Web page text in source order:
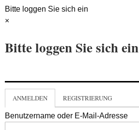
Bitte loggen Sie sich ein
×
Bitte loggen Sie sich ein
ANMELDEN REGISTRIERUNG
Benutzername oder E-Mail-Adresse